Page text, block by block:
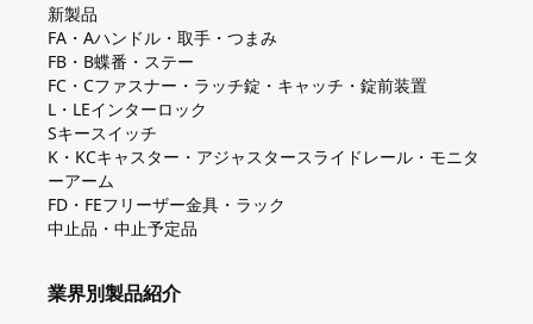
新製品
FA・Aハンドル・取手・つまみ
FB・B蝶番・ステー
FC・Cファスナー・ラッチ錠・キャッチ・錠前装置
L・LEインターロック
Sキースイッチ
K・KCキャスター・アジャスタースライドレール・モニタ
ーアーム
FD・FEフリーザー金具・ラック
中止品・中止予定品
業界別製品紹介